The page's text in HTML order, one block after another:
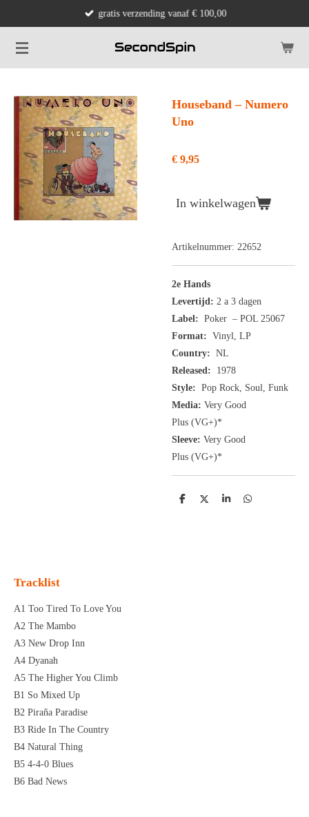
naar
de
gratis verzending vanaf € 100,00
Houseband ‎– Numero
Uno
€ 9,95
In winkelwagen
Artikelnummer: 22652
2e Hands
Levertijd: 2 a 3 dagen
Label: Poker ‎– POL 25067
Format: Vinyl, LP
Country: NL
Released: 1978
Style: Pop Rock, Soul, Funk
Media: Very Good
Plus (VG+)*
Sleeve: Very Good
Plus (VG+)*
D
D
S
D
Tracklist
A1 Too Tired To Love You
A2 The Mambo
A3 New Drop Inn
A4 Dyanah
A5 The Higher You Climb
B1 So Mixed Up
B2 Piraña Paradise
B3 Ride In The Country
B4 Natural Thing
B5 4-4-0 Blues
B6 Bad News